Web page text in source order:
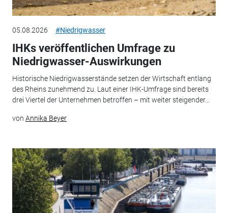
05.08.2026 #Niedrigwasser
IHKs veröffentlichen Umfrage zu
Niedrigwasser-Auswirkungen
Historische Niedrigwasserstände setzen der Wirtschaft entlang
des Rheins zunehmend zu. Laut einer IHK-Umfrage sind bereits
drei Viertel der Unternehmen betroffen – mit weiter steigender...
von Annika Beyer